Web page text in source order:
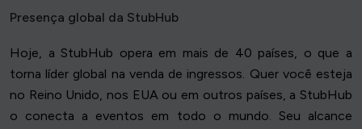
Presença global da StubHub
Hoje, a StubHub opera em mais de 40 países, o que a
torna líder global na venda de ingressos. Quer você esteja
no Reino Unido, nos EUA ou em outros países, a StubHub
o conecta a eventos em todo o mundo. Seu alcance